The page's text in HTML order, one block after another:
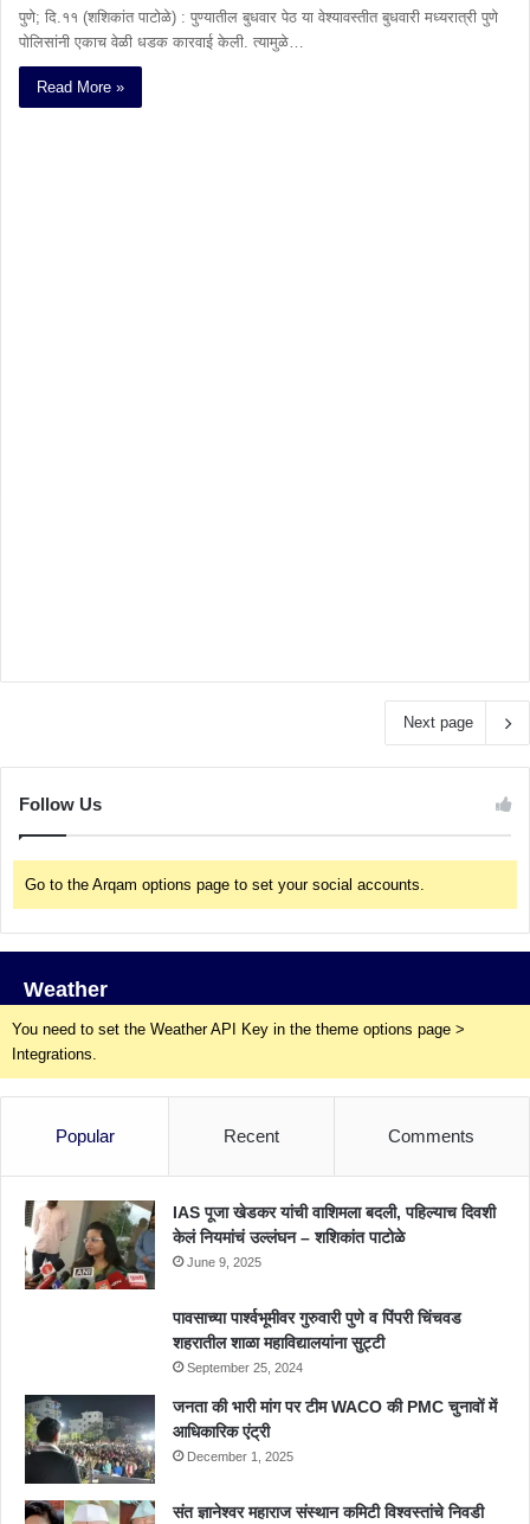
पुणे; दि.११ (शशिकांत पाटोळे) : पुण्यातील बुधवार पेठ या वेश्यावस्तीत बुधवारी मध्यरात्री पुणे
पोलिसांनी एकाच वेळी धडक कारवाई केली. त्यामुळे…
Read More »
Next page
Follow Us
Go to the Arqam options page to set your social accounts.
Weather
You need to set the Weather API Key in the theme options page >
Integrations.
Popular Recent Comments
IAS पूजा खेडकर यांची वाशिमला बदली, पहिल्याच दिवशी
केलं नियमांचं उल्लंघन – शशिकांत पाटोळे
June 9, 2025
पावसाच्या पार्श्वभूमीवर गुरुवारी पुणे व पिंपरी चिंचवड
शहरातील शाळा महाविद्यालयांना सुट्टी
September 25, 2024
जनता की भारी मांग पर टीम WACO की PMC चुनावों में
आधिकारिक एंट्री
December 1, 2025
संत ज्ञानेश्वर महाराज संस्थान कमिटी विश्वस्तांचे निवडी